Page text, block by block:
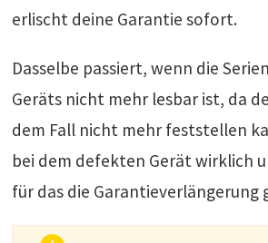
erlischt deine Garantie sofort.
Dasselbe passiert, wenn die
Geräts nicht mehr lesbar ist, da
dem Fall nicht mehr feststellen
bei dem defekten Gerät wirklich
für das die Garantieverlängerung